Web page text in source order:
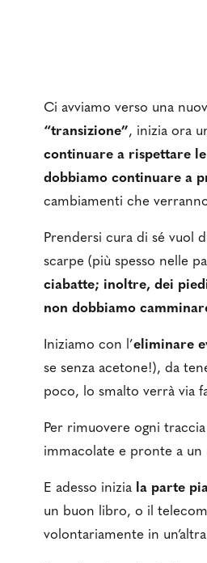
Ci avviamo verso una
“transizione”, inizia ora
continuare a rispettare
dobbiamo continuare a
cambiamenti che
Prendersi cura di sé vuol
scarpe (più spesso nelle
ciabatte; inoltre, dei
non dobbiamo
Iniziamo con l’eliminare
se senza acetone!), da
poco, lo smalto verrà via
Per rimuovere ogni
immacolate e pronte a
E adesso inizia la parte
un buon libro, o il
volontariamente in